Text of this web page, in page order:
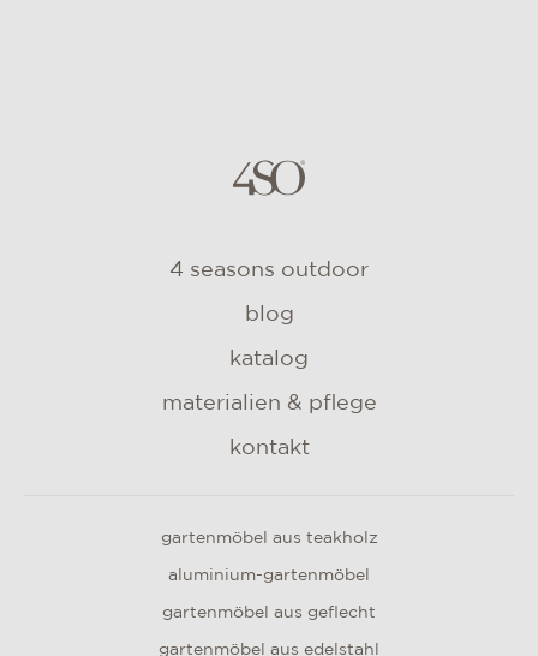
4 seasons outdoor
blog
katalog
materialien & pflege
kontakt
gartenmöbel aus teakholz
aluminium-gartenmöbel
gartenmöbel aus geflecht
gartenmöbel aus edelstahl